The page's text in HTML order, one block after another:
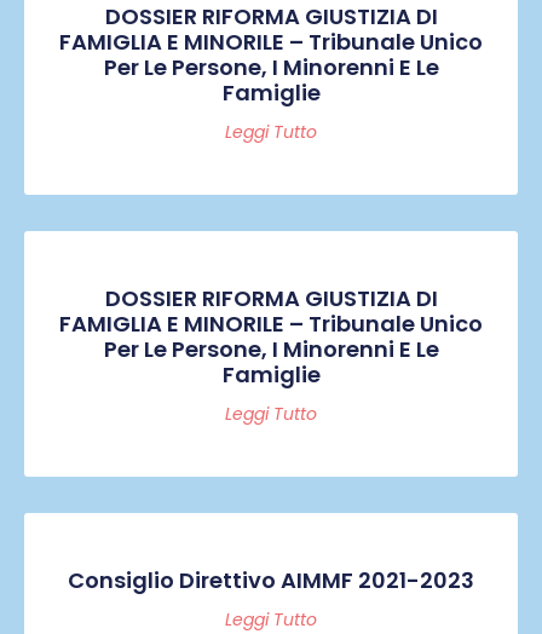
DOSSIER RIFORMA GIUSTIZIA DI
FAMIGLIA E MINORILE – Tribunale Unico
Per Le Persone, I Minorenni E Le
Famiglie
Leggi Tutto
DOSSIER RIFORMA GIUSTIZIA DI
FAMIGLIA E MINORILE – Tribunale Unico
Per Le Persone, I Minorenni E Le
Famiglie
Leggi Tutto
Consiglio Direttivo AIMMF 2021-2023
Leggi Tutto